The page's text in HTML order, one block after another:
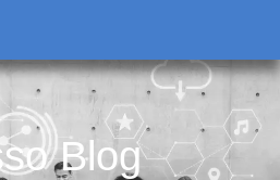
Blog